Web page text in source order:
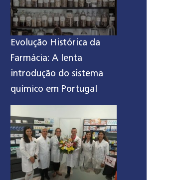
Evolução Histórica da
Farmácia: A lenta
introdução do sistema
químico em Portugal